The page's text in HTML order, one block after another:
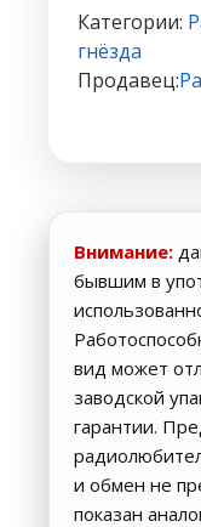
DIN-
D501
Категории:
гнёзда
Продавец:
Внимание:
бывшим в
вид может
заводской
гарантии.
и обмен не
показан